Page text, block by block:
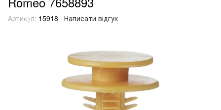
Артикул: 15918 Написати відгук